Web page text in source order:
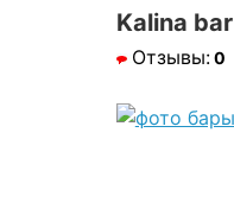
Kalina bar
Отзывы:0